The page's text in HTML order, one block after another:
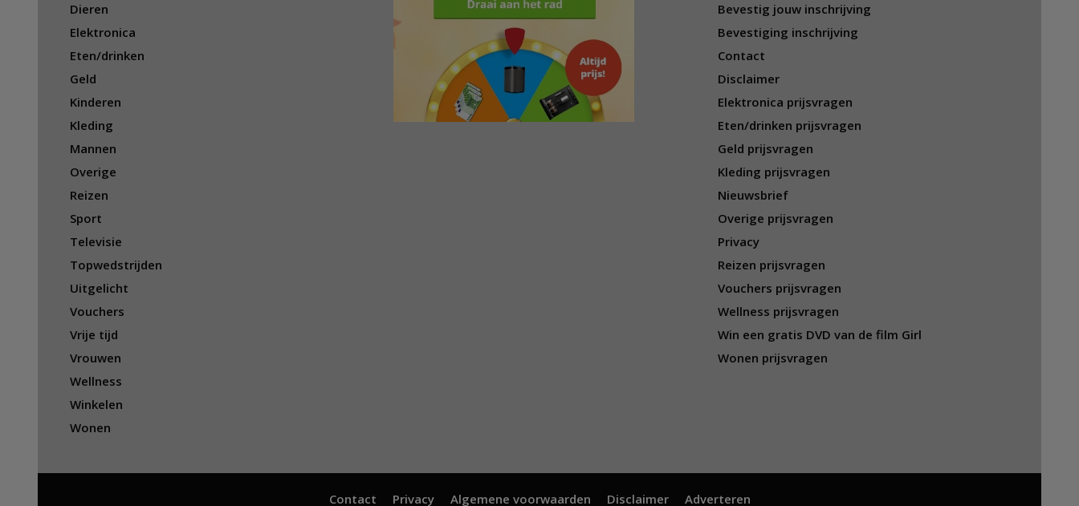
Dieren
Elektronica
Eten/drinken
Geld
Kinderen
Kleding
Mannen
Overige
Reizen
Sport
Televisie
Topwedstrijden
Uitgelicht
Vouchers
Vrije tijd
Vrouwen
Wellness
Winkelen
Wonen
Bevestig jouw inschrijving
Bevestiging inschrijving
Contact
Disclaimer
Elektronica prijsvragen
Eten/drinken prijsvragen
Geld prijsvragen
Kleding prijsvragen
Nieuwsbrief
Overige prijsvragen
Privacy
Reizen prijsvragen
Vouchers prijsvragen
Wellness prijsvragen
Win een gratis DVD van de film Girl
Wonen prijsvragen
Contact Privacy Algemene voorwaarden Disclaimer Adverteren